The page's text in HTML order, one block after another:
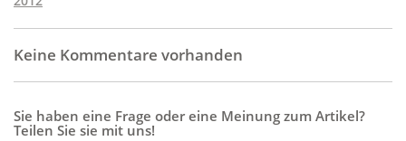
Keine Kommentare vorhanden
Sie haben eine Frage oder eine Meinung zum Artikel?
Teilen Sie sie mit uns!